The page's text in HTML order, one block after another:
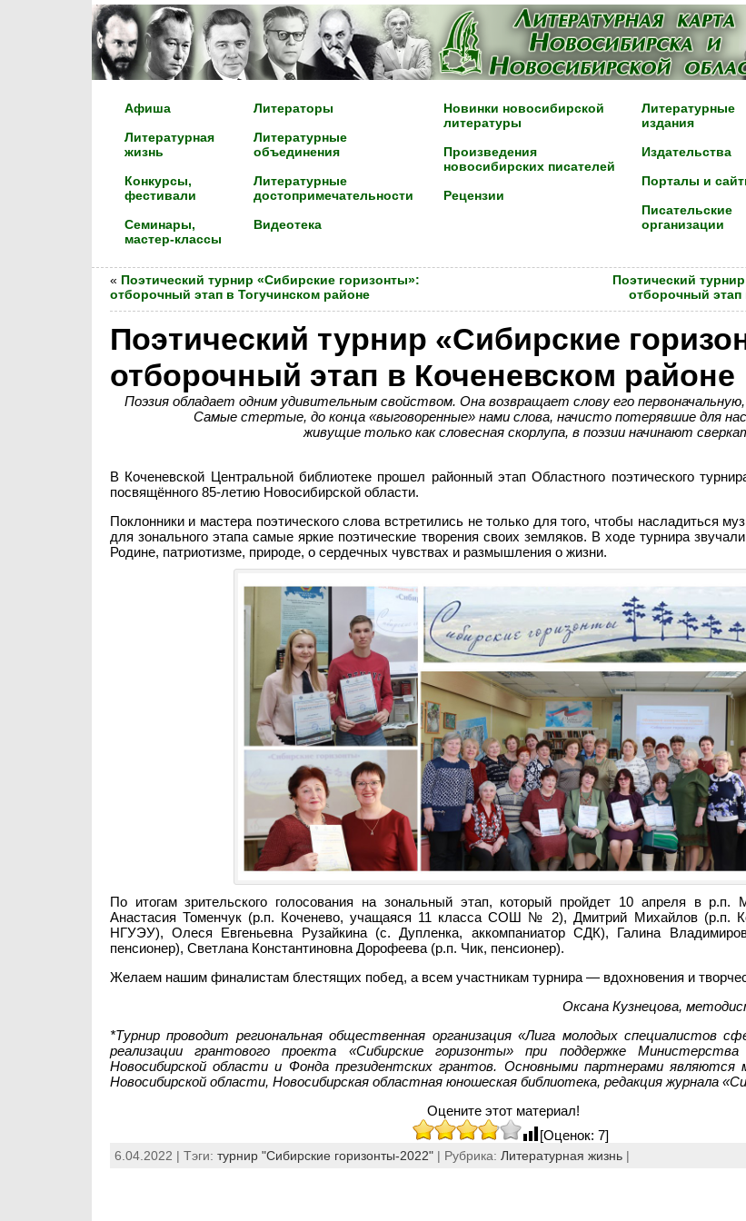
Афиша
Литературная
жизнь
Конкурсы,
фестивали
Семинары,
мастер-классы
Литераторы
Литературные
объединения
Литературные
достопримечательности
Видеотека
Новинки новосибирской
литературы
Произведения
новосибирских писателей
Рецензии
Литературные
издания
Издательства
Порталы и
Писательские
организации
« Поэтический турнир «Сибирские горизонты»:
отборочный этап в Тогучинском районе
Поэтический
отборочный
Поэтический турнир «Сибирские
отборочный этап в Коченевском районе
Поэзия обладает одним удивительным свойством. Она возвращает слову его
Самые стертые, до конца «выговоренные» нами слова, начисто потерявшие для
живущие только как словесная скорлупа, в поэзии начинают
В Коченевской Центральной библиотеке прошел районный этап Областного поэтического
посвящённого 85-летию Новосибирской области.
Поклонники и мастера поэтического слова встретились не только для того, чтобы насладиться
для зонального этапа самые яркие поэтические творения своих земляков. В ходе турнира
Родине, патриотизме, природе, о сердечных чувствах и размышления о жизни.
По итогам зрительского голосования на зональный этап, который пройдет 10 апреля в
Анастасия Томенчук (р.п. Коченево, учащаяся 11 класса СОШ № 2), Дмитрий Михайлов (р.п.
НГУЭУ), Олеся Евгеньевна Рузайкина (с. Дупленка, аккомпаниатор СДК), Галина
пенсионер), Светлана Константиновна Дорофеева (р.п. Чик, пенсионер).
Желаем нашим финалистам блестящих побед, а всем участникам турнира — вдохновения и
Оксана Кузнецова,
*Турнир проводит региональная общественная организация «Лига молодых специалистов
реализации грантового проекта «Сибирские горизонты» при поддержке Министерства
Новосибирской области и Фонда президентских грантов. Основными партнерами
Новосибирской области, Новосибирская областная юношеская библиотека, редакция журнала
Оцените этот материал!
[Оценок: 7]
6.04.2022 | Тэги: турнир "Сибирские горизонты-2022"| Рубрика: Литературная жизнь|